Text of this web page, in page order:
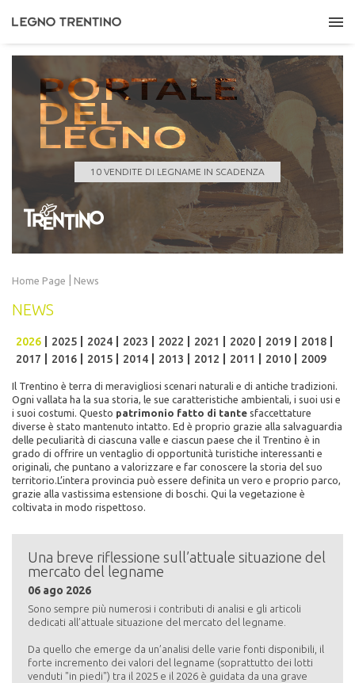
PORTALE
DEL
LEGNO
10 VENDITE DI LEGNAME IN SCADENZA
COMUNE DI GIUSTINO
Quantità
647,000 m³
Data scadenza
10/08/2026 11:00:00
Home Page News
NEWS
2026 2025 2024 2023 2022 2021 2020 2019
2018
2017
2016 2015 2014 2013 2012 2011 2010 2009
Il Trentino è terra di meravigliosi scenari naturali e di antiche tradizioni.
Ogni vallata ha la sua storia, le sue caratteristiche ambientali, i suoi usi e
i suoi costumi. Questo patrimonio fatto di tante sfaccettature
diverse è stato mantenuto intatto. Ed è proprio grazie alla salvaguardia
delle peculiarità di ciascuna valle e ciascun paese che il Trentino è in
grado di offrire un ventaglio di opportunità turistiche interessanti e
originali, che puntano a valorizzare e far conoscere la storia del suo
territorio.L’intera provincia può essere definita un vero e proprio parco,
grazie alla vastissima estensione di boschi. Qui la vegetazione è
coltivata in modo rispettoso.
Una breve riflessione sull’attuale situazione del
mercato del legname
06 ago 2026
Sono sempre più numerosi i contributi di analisi e gli articoli
dedicati all’attuale situazione del mercato del legname.
Da quello che emerge da un’analisi delle varie fonti disponibili, il
forte incremento dei valori del legname (soprattutto dei lotti
venduti "in piedi") tra il 2025 e il 2026 è guidata da una grave